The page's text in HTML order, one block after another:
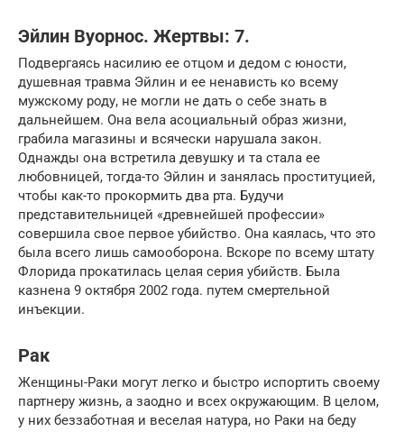
Эйлин Вуорнос. Жертвы: 7.
Подвергаясь насилию ее отцом и дедом с юности,
душевная травма Эйлин и ее ненависть ко всему
мужскому роду, не могли не дать о себе знать в
дальнейшем. Она вела асоциальный образ жизни,
грабила магазины и всячески нарушала закон.
Однажды она встретила девушку и та стала ее
любовницей, тогда-то Эйлин и занялась проституцией,
чтобы как-то прокормить два рта. Будучи
представительницей «древнейшей профессии»
совершила свое первое убийство. Она каялась, что это
была всего лишь самооборона. Вскоре по всему штату
Флорида прокатилась целая серия убийств. Была
казнена 9 октября 2002 года. путем смертельной
инъекции.
Рак
Женщины-Раки могут легко и быстро испортить своему
партнеру жизнь, а заодно и всех окружающим. В целом,
у них беззаботная и веселая натура, но Раки на беду